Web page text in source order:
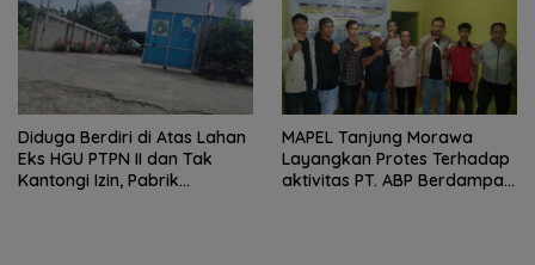
Diduga Berdiri di Atas Lahan
Eks HGU PTPN II dan Tak
Kantongi Izin, Pabrik
MAPEL Tanjung Morawa
Layangkan Protes Terhadap
aktivitas PT. ABP Berdampak